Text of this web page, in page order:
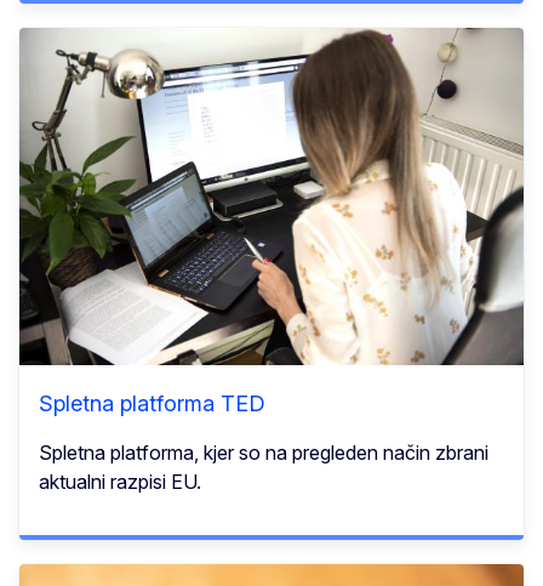
Spletna platforma TED
Spletna platforma, kjer so na pregleden način zbrani
aktualni razpisi EU.